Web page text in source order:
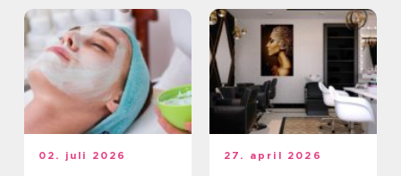
02. juli 2026 27. april 2026